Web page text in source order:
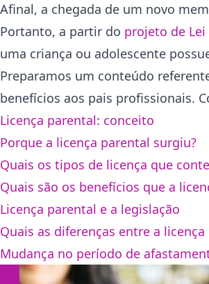
Afinal, a chegada de um novo
Portanto, a partir do projeto de Lei
uma criança ou adolescente
Preparamos um conteúdo
benefícios aos pais profissionais.
Licença parental: conceito
Porque a licença parental surgiu?
Quais os tipos de licença que
Quais são os benefícios que a
Licença parental e a legislação
Quais as diferenças entre a
Mudança no período de